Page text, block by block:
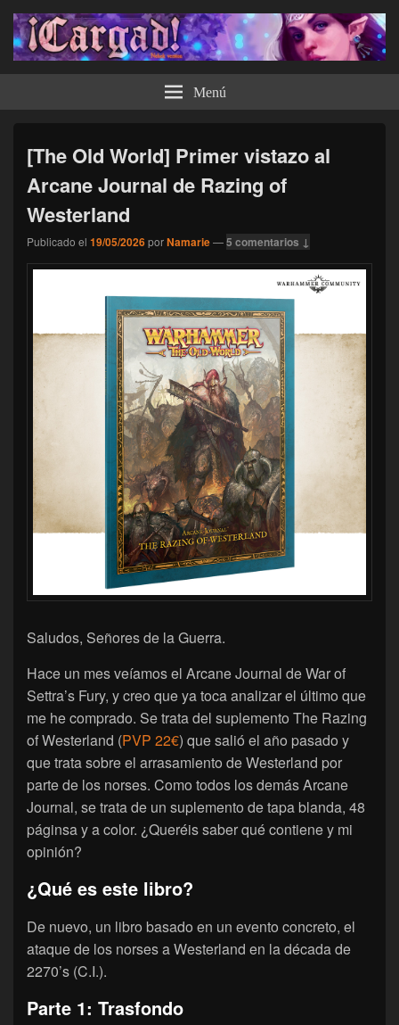
¡Cargad! Menú
[The Old World] Primer vistazo al
Arcane Journal de Razing of
Westerland
Publicado el 19/05/2026porNamarie—5 comentarios ↓
Saludos, Señores de la Guerra.
Hace un mes veíamos el Arcane Journal de War of
Settra’s Fury, y creo que ya toca analizar el último que
me he comprado. Se trata del suplemento The Razing
of Westerland (PVP 22€) que salió el año pasado y
que trata sobre el arrasamiento de Westerland por
parte de los norses. Como todos los demás Arcane
Journal, se trata de un suplemento de tapa blanda, 48
páginsa y a color. ¿Queréis saber qué contiene y mi
opinión?
¿Qué es este libro?
De nuevo, un libro basado en un evento concreto, el
ataque de los norses a Westerland en la década de
2270’s (C.I.).
Parte 1: Trasfondo